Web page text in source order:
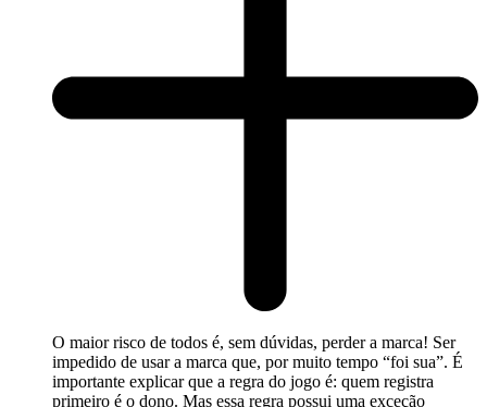
O maior risco de todos é, sem dúvidas, perder a marca! Ser
impedido de usar a marca que, por muito tempo “foi sua”. É
importante explicar que a regra do jogo é: quem registra
primeiro é o dono. Mas essa regra possui uma exceção